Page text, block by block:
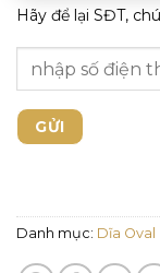
Hãy để lại SĐT,
Danh mục: Dĩa Oval